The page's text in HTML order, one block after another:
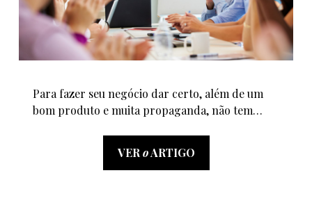
Para fazer seu negócio dar certo, além de um
bom produto e muita propaganda, não tem…
VER oARTIGO